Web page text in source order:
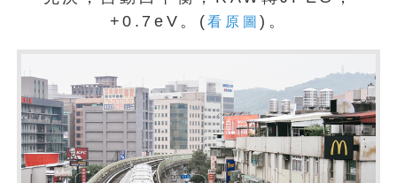
+0.7eV。(看原圖 )。